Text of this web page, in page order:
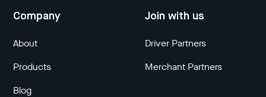
Company
About
Products
Blog
Join with us
Driver Partners
Merchant Partners